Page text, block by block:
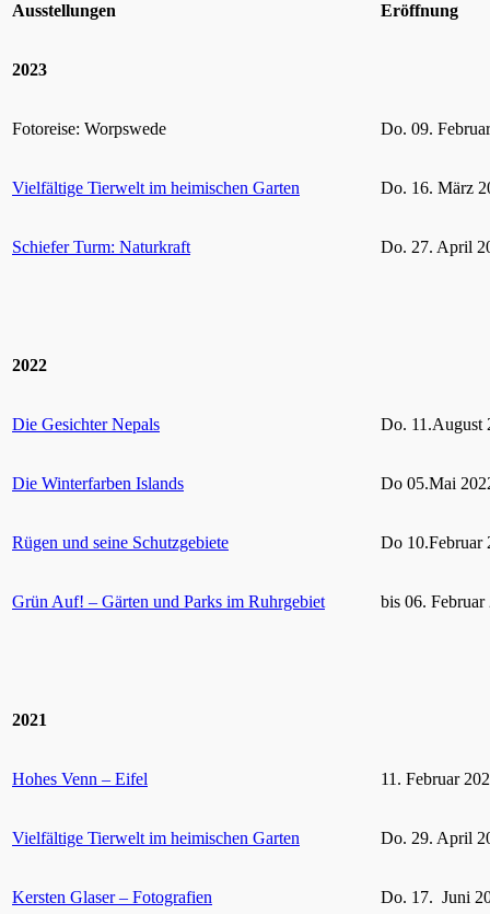
Ausstellungen Eröffnung
2023
Fotoreise: Worpswede Do. 09.
Vielfältige Tierwelt im heimischen Garten Do. 16. März
Schiefer Turm: Naturkraft Do. 27. April
2022
Die Gesichter Nepals Do. 11.August
Die Winterfarben Islands Do 05.Mai
Rügen und seine Schutzgebiete Do 10.Februar
Grün Auf! – Gärten und Parks im Ruhrgebiet bis 06. Februar
2021
Hohes Venn – Eifel 11. Februar
Vielfältige Tierwelt im heimischen Garten Do. 29. April
Kersten Glaser – Fotografien Do. 17. Juni